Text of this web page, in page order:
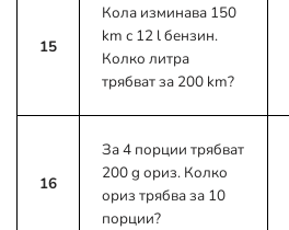
15
Кола изминава 150
km с 12 l бензин.
Колко литра
трябват за 200 km?
16
За 4 порции трябват
200 g ориз. Колко
ориз трябва за 10
порции?